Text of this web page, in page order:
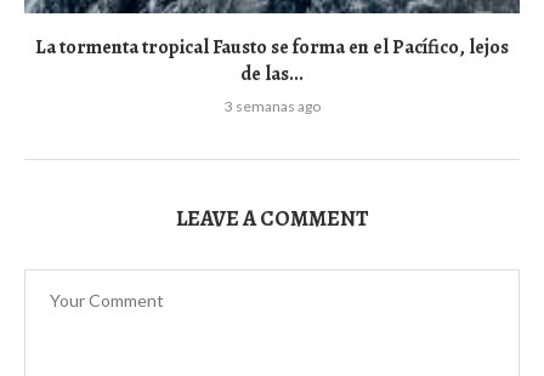
La tormenta tropical Fausto se forma en el Pacífico, lejos
de las...
3 semanas ago
LEAVE A COMMENT